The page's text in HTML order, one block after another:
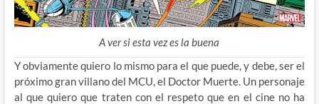
A ver si esta vez es la buena
Y obviamente quiero lo mismo para el que puede, y debe, ser el
próximo gran villano del MCU, el Doctor Muerte. Un personaje
al que quiero que traten con el respeto que en el cine no ha